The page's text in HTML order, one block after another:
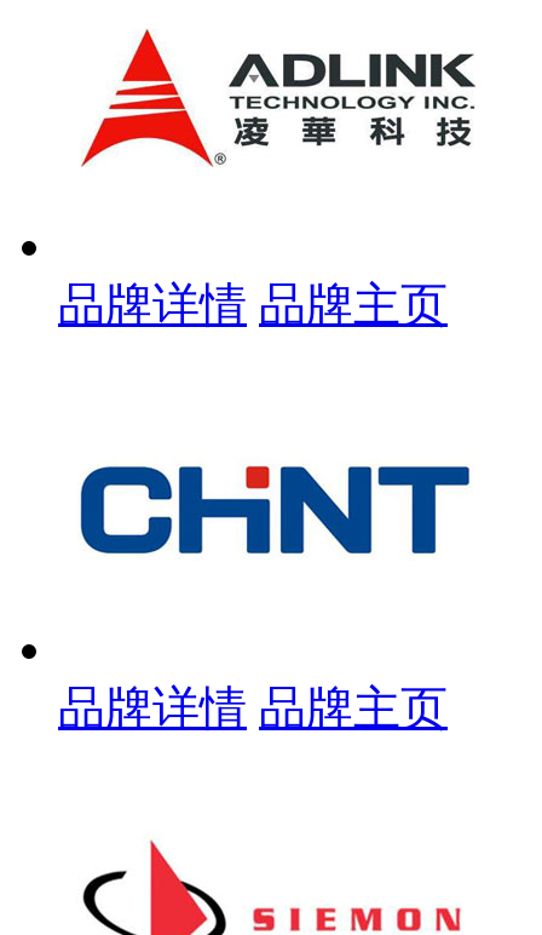
品牌详情 品牌主页
品牌详情 品牌主页